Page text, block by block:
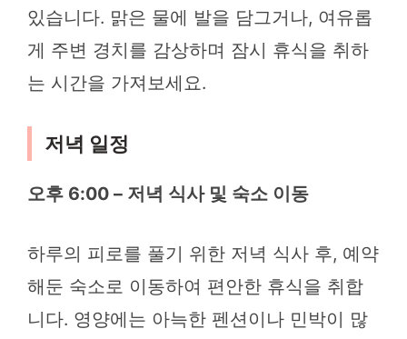
있습니다. 맑은 물에 발을 담그거나, 여유롭
게 주변 경치를 감상하며 잠시 휴식을 취하
는 시간을 가져보세요.
저녁 일정
오후 6:00 – 저녁 식사 및 숙소 이동
하루의 피로를 풀기 위한 저녁 식사 후, 예약
해둔 숙소로 이동하여 편안한 휴식을 취합
니다. 영양에는 아늑한 펜션이나 민박이 많